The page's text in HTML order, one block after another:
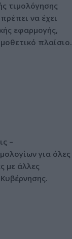
τιμολόγησης
να έχει
εφαρμογής,
πλαίσιο.
–
για όλες
με άλλες